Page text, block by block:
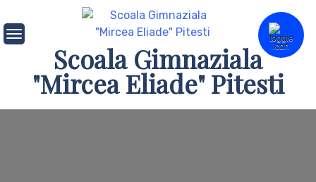
to
content
Scoala Gimnaziala
"Mircea Eliade" Pitesti